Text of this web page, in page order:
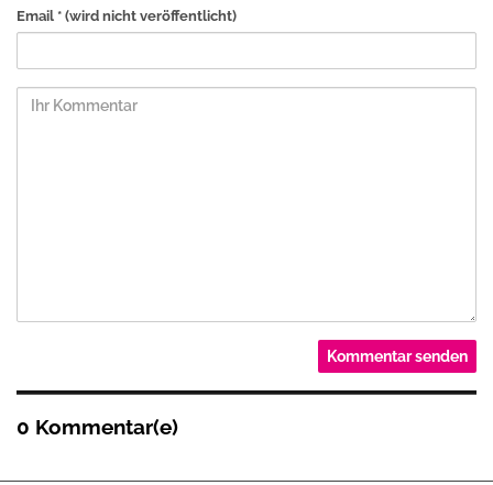
Email * (wird nicht veröffentlicht)
0 Kommentar(e)